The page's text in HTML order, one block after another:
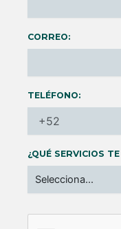
CORREO:
TELÉFONO:
¿QUÉ SERVICIOS